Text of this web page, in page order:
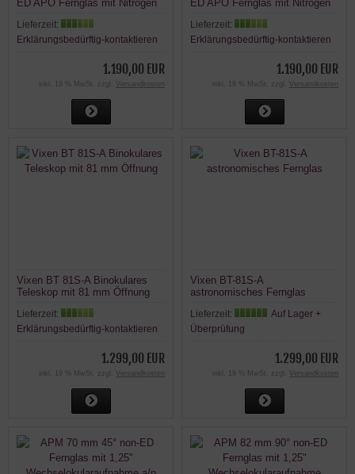
ED APO Fernglas mit Nitrogen
Lieferzeit:
Erklärungsbedürftig-kontaktieren
1.190,00 EUR
inkl. 19 % MwSt. zzgl. Versandkosten
ED APO Fernglas mit Nitrogen
Lieferzeit:
Erklärungsbedürftig-kontaktieren
1.190,00 EUR
inkl. 19 % MwSt. zzgl. Versandkosten
Vixen BT 81S-A Binokulares
Teleskop mit 81 mm Öffnung
Lieferzeit:
Erklärungsbedürftig-kontaktieren
1.299,00 EUR
inkl. 19 % MwSt. zzgl. Versandkosten
Vixen BT-81S-A
astronomisches Fernglas
Lieferzeit:
Auf Lager +
Überprüfung
1.299,00 EUR
inkl. 19 % MwSt. zzgl. Versandkosten